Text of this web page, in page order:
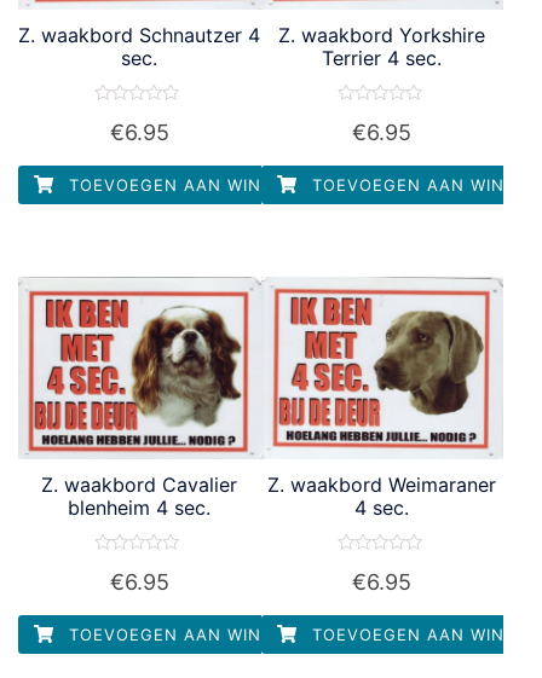
Z. waakbord Schnautzer 4
sec.
5
€6.95
TOEVOEGEN AAN WINKELWAGEN
Z. waakbord Yorkshire
Terrier 4 sec.
5
€6.95
TOEVOEGEN AAN
Z. waakbord Cavalier
blenheim 4 sec.
5
€6.95
TOEVOEGEN AAN WINKELWAGEN
Z. waakbord Weimaraner
4 sec.
5
€6.95
TOEVOEGEN AAN